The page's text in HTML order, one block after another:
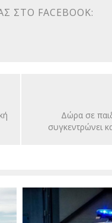
ΣΤΟ FACEBOOK:
Δώρα σε
συγκεντρώνει